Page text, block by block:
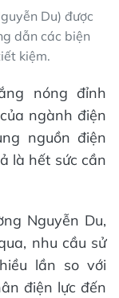
Du) được
dẫn các biện
kiệm.
nóng đỉnh
ngành điện
nguồn điện
là hết sức cần
Nguyễn Du,
nhu cầu sử
lần so với
điện lực đến